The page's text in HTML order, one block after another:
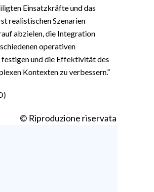
Einsatzkräfte und das
realistischen Szenarien
abzielen, die Integration
operativen
festigen und die Effektivität des
Kontexten zu verbessern.“
© Riproduzione riservata